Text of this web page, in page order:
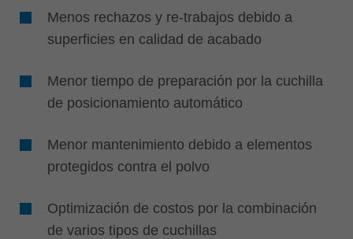
Menos rechazos y re-trabajos debido a
superficies en calidad de acabado
Menor tiempo de preparación por la cuchilla
de posicionamiento automático
Menor mantenimiento debido a elementos
protegidos contra el polvo
Optimización de costos por la combinación
de varios tipos de cuchillas